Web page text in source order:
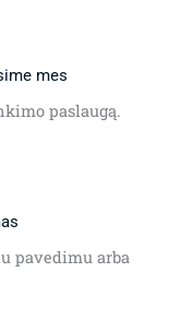
mes
paslaugą.
pavedimu arba